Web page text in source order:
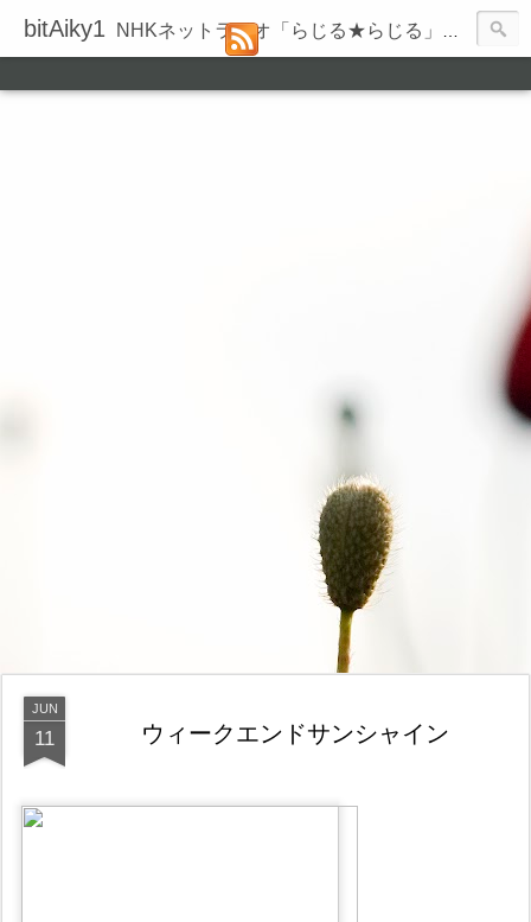
bitAiky1 NHKネットラジオ「らじる★らじる」の録音履歴
JUN
11 ウィークエンドサンシャイン